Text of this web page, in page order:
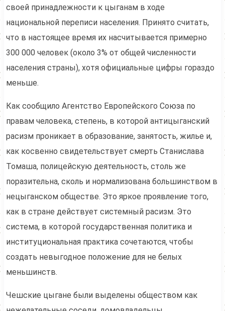
своей принадлежности к цыганам в ходе
национальной переписи населения. Принято считать,
что в настоящее время их насчитывается примерно
300 000 человек (около 3% от общей численности
населения страны), хотя официальные цифры гораздо
меньше.
Как сообщило Агентство Европейского Союза по
правам человека, степень, в которой антицыганский
расизм проникает в образование, занятость, жилье и,
как косвенно свидетельствует смерть Станислава
Томаша, полицейскую деятельность, столь же
поразительна, сколь и нормализована большинством в
нецыганском обществе. Это яркое проявление того,
как в стране действует системный расизм. Это
система, в которой государственная политика и
институциональная практика сочетаются, чтобы
создать невыгодное положение для не белых
меньшинств.
Чешские цыгане были выделены обществом как